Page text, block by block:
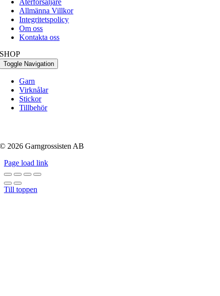
Återförsäljare
Allmänna Villkor
Integritetspolicy
Om oss
Kontakta oss
SHOP
Toggle Navigation
Garn
Virknålar
Stickor
Tillbehör
© 2026 Garngrossisten AB
Page load link
Till toppen